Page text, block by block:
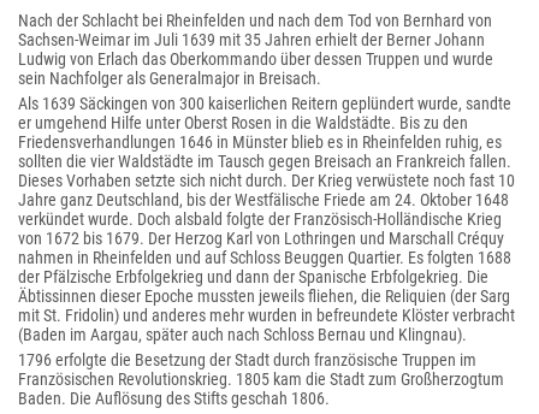
Nach der Schlacht bei Rheinfelden und nach dem Tod von Bernhard von
Sachsen-Weimar im Juli 1639 mit 35 Jahren erhielt der Berner Johann
Ludwig von Erlach das Oberkommando über dessen Truppen und wurde
sein Nachfolger als Generalmajor in Breisach.
Als 1639 Säckingen von 300 kaiserlichen Reitern geplündert wurde, sandte
er umgehend Hilfe unter Oberst Rosen in die Waldstädte. Bis zu den
Friedensverhandlungen 1646 in Münster blieb es in Rheinfelden ruhig, es
sollten die vier Waldstädte im Tausch gegen Breisach an Frankreich fallen.
Dieses Vorhaben setzte sich nicht durch. Der Krieg verwüstete noch fast 10
Jahre ganz Deutschland, bis der Westfälische Friede am 24. Oktober 1648
verkündet wurde. Doch alsbald folgte der Französisch-Holländische Krieg
von 1672 bis 1679. Der Herzog Karl von Lothringen und Marschall Créquy
nahmen in Rheinfelden und auf Schloss Beuggen Quartier. Es folgten 1688
der Pfälzische Erbfolgekrieg und dann der Spanische Erbfolgekrieg. Die
Äbtissinnen dieser Epoche mussten jeweils fliehen, die Reliquien (der Sarg
mit St. Fridolin) und anderes mehr wurden in befreundete Klöster verbracht
(Baden im Aargau, später auch nach Schloss Bernau und Klingnau).
1796 erfolgte die Besetzung der Stadt durch französische Truppen im
Französischen Revolutionskrieg. 1805 kam die Stadt zum Großherzogtum
Baden. Die Auflösung des Stifts geschah 1806.